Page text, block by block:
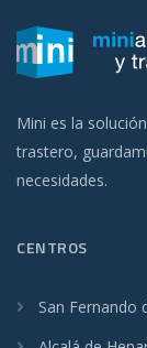
Mini es la
trastero,
necesidades.
CENTROS
San Fernando